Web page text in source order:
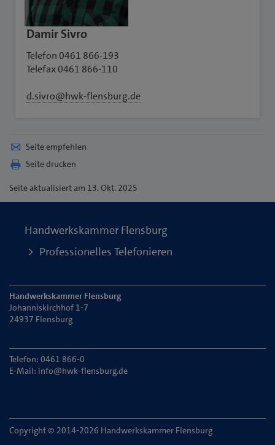
Damir Sivro
Telefon 0461 866-193
Telefax 0461 866-110
d.sivro@hwk-flensburg.de
Seite empfehlen
Seite drucken
Seiteaktualisiert am 13. Okt. 2025
Handwerkskammer Flensburg
Professionelles Telefonieren
Handwerkskammer Flensburg
Johanniskirchhof 1-7
24937 Flensburg
Telefon: 0461 866-0
E-Mail: info@hwk-flensburg.de
Copyright © 2014-2026 Handwerkskammer Flensburg